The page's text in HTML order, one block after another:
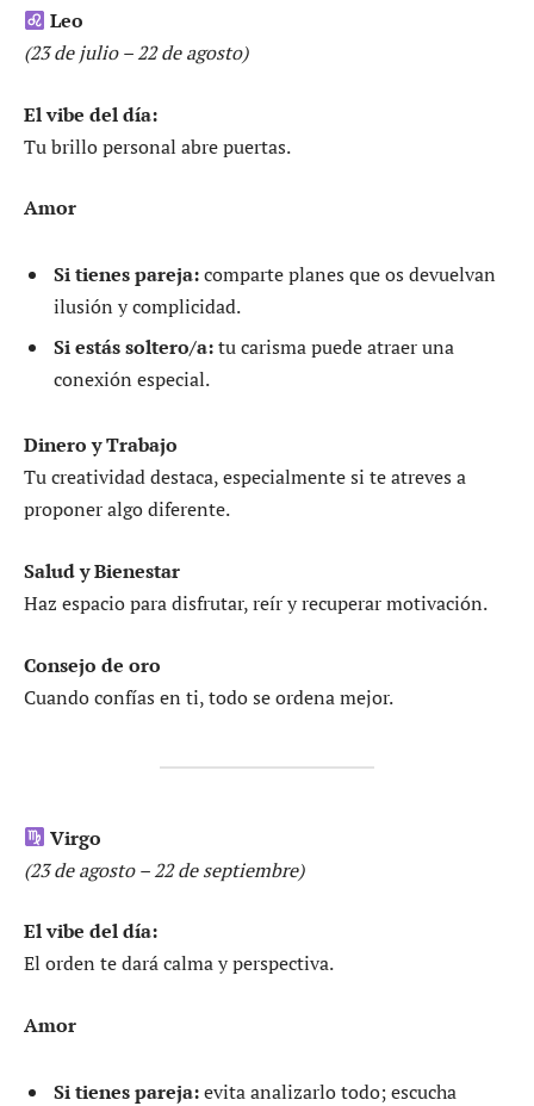
Leo
(23 de julio – 22 de agosto)
El vibe del día:
Tu brillo personal abre puertas.
Amor
Si tienes pareja:comparte planes que os devuelvan
ilusión y complicidad.
Si estás soltero/a:tu carisma puede atraer una
conexión especial.
Dinero y Trabajo
Tu creatividad destaca, especialmente si te atreves a
proponer algo diferente.
Salud y Bienestar
Haz espacio para disfrutar, reír y recuperar motivación.
Consejo de oro
Cuando confías en ti, todo se ordena mejor.
Virgo
(23 de agosto – 22 de septiembre)
El vibe del día:
El orden te dará calma y perspectiva.
Amor
Si tienes pareja:evita analizarlo todo; escucha